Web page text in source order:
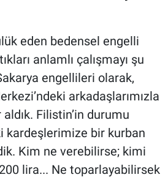
eden bedensel engelli
anlamlı çalışmayı şu
engellileri olarak,
arkadaşlarımızla
Filistin’in durumu
kardeşlerimize bir kurban
Kim ne verebilirse; kimi
lira... Ne toparlayabilirsek